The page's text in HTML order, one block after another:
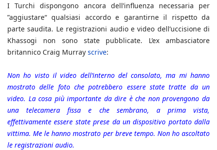
I Turchi dispongono ancora dell’influenza necessaria per
”aggiustare“ qualsiasi accordo e garantirne il rispetto da
parte saudita. Le registrazioni audio e video dell’uccisione di
Khassogi non sono state pubblicate. L’ex ambasciatore
britannico Craig Murray scrive:
Non ho visto il video dell’interno del consolato, ma mi hanno
mostrato delle foto che potrebbero essere state tratte da un
video. La cosa più importante da dire è che non provengono da
una telecamera fissa e che sembrano, a prima vista,
effettivamente essere state prese da un dispositivo portato dalla
vittima. Me le hanno mostrato per breve tempo. Non ho ascoltato
le registrazioni audio.